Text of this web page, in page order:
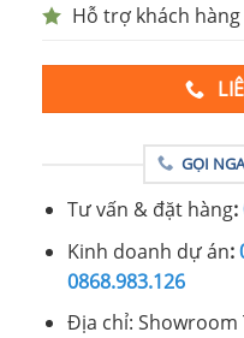
Hỗ trợ khách
GỌI
Tư vấn & đặt hàng:
Kinh doanh dự án:
0868.983.126
Địa chỉ: